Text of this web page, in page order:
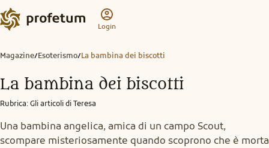
Login
Magazine/Esoterismo/La bambina dei biscotti
La bambina dei biscotti
Rubrica: Gli articoli di Teresa
Una bambina angelica, amica di un campo Scout,
scompare misteriosamente quando scoprono che è morta